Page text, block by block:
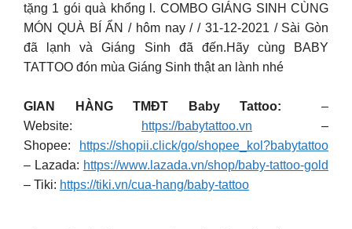
tặng 1 gói quà khổng l. COMBO GIÁNG SINH CÙNG
MÓN QUÀ BÍ ẨN / hôm nay / / 31-12-2021 / Sài Gòn
đã lạnh và Giáng Sinh đã đến.Hãy cùng BABY
TATTOO đón mùa Giáng Sinh thật an lành nhé
GIAN HÀNG TMĐT Baby Tattoo:
–
Website:
https://babytattoo.vn –
Shopee:
https://shopii.click/go/shopee_kol?babytattoo
– Lazada: https://www.lazada.vn/shop/baby-tattoo-gold
– Tiki: https://tiki.vn/cua-hang/baby-tattoo